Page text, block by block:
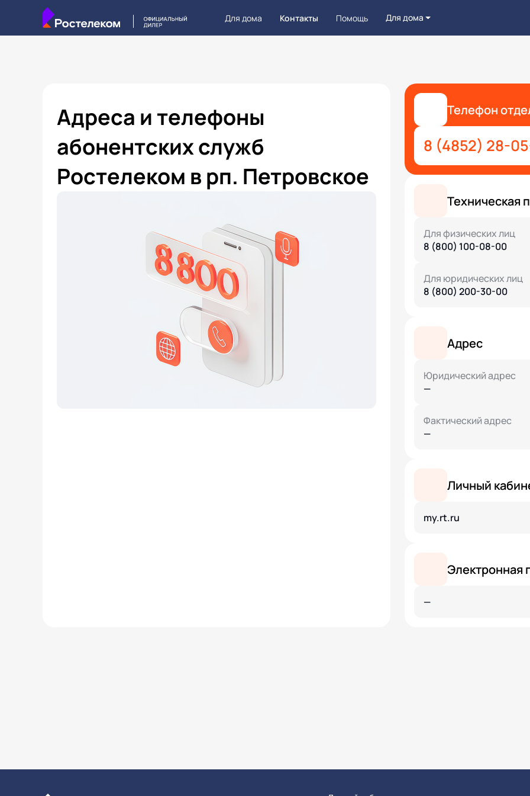
Для дома Контакты Помощь Для дома
Адреса и телефоны
абонентских служб
Ростелеком в рп. Петровское
Телефон
8 (4852) 28-
Техническая
Для физических лиц
8 (800) 100-08-00
Для юридических лиц
8 (800) 200-30-00
Адрес
Юридический адрес
—
Фактический адрес
—
Личный
my.rt.ru
Электронная
—